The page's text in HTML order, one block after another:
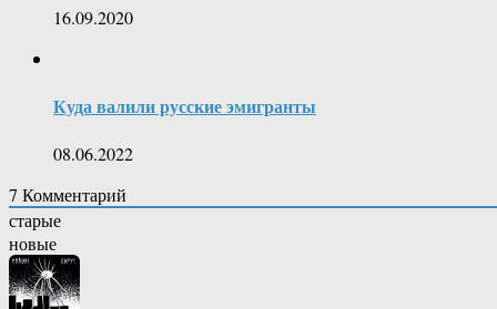
16.09.2020
Куда валили русские эмигранты
08.06.2022
7 Комментарий
старые
новые